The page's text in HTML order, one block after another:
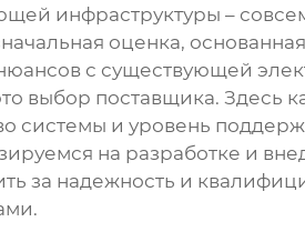
инфраструктуры –
оценка,
с существующей
выбор поставщика. Здесь
системы и уровень
на разработке и
за надежность и